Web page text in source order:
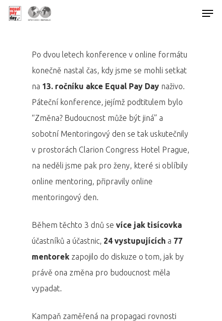
Po dvou letech konference v online formátu
konečně nastal čas, kdy jsme se mohli setkat
na 13. ročníku akce Equal Pay Day naživo.
Páteční konference, jejímž podtitulem bylo
“Změna? Budoucnost může být jiná” a
sobotní Mentoringový den se tak uskutečnily
v prostorách Clarion Congress Hotel Prague,
na neděli jsme pak pro ženy, které si oblíbily
online mentoring, připravily online
mentoringový den.
Během těchto 3 dnů se více jak tisícovka
účastníků a účastnic, 24 vystupujících a 77
mentorek zapojilo do diskuze o tom, jak by
právě ona změna pro budoucnost měla
vypadat.
Kampaň zaměřená na propagaci rovnosti